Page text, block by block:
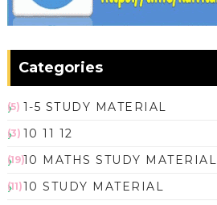
Categories
1-5 STUDY MATERIAL
(5)
10 11 12
(3)
10 MATHS STUDY MATERIAL
(19)
10 STUDY MATERIAL
(11)